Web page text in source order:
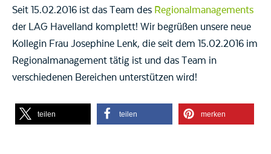
NACHLESEN
Dokumente
FRAGEN
Kontakt
Seit 15.02.2016 ist das Team des Regionalmanagements
der LAG Havelland komplett! Wir begrüßen unsere neue
Kollegin Frau Josephine Lenk, die seit dem 15.02.2016 im
Regionalmanagement tätig ist und das Team in
verschiedenen Bereichen unterstützen wird!
teilen teilen merken